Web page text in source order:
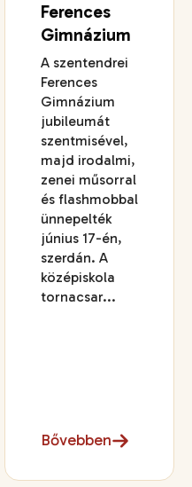
Ferences
Gimnázium
A szentendrei
Ferences
Gimnázium
jubileumát
szentmisével,
majd irodalmi,
zenei műsorral
és flashmobbal
ünnepelték
június 17-én,
szerdán. A
középiskola
tornacsar...
Bővebben